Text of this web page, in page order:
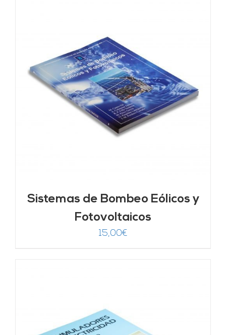
Sistemas de Bombeo Eólicos y
Fotovoltaicos
15,00€